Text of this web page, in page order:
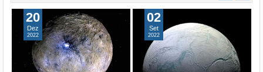
20
Dez
2022
02
Set
2022